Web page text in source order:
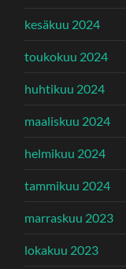
kesäkuu 2024
toukokuu 2024
huhtikuu 2024
maaliskuu 2024
helmikuu 2024
tammikuu 2024
marraskuu 2023
lokakuu 2023